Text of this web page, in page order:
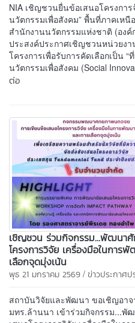
NIA เชิญชวนยื่นข้อเสนอโครงกา
นวัตกรรมเพื่อสังคม” พื้นที่ภาคเห
สำนักงานนวัตกรรมแห่งชาติ (อง
ประสงค์ประกาศเชิญชวนหน่วยง
โครงการเพื่อรับการคัดเลือกเป็น
นวัตกรรมเพื่อสังคม (Social
ต่อ
เชิญชวน ร่วมกิจกรรม...พัฒนา
โครงการวิจัย เครื่องมือในการพั
เลือกจุดมุ่งเน้น
พุธ 21 มกราคม 2569 / ข่าวประกาศ
สถาบันวิจัยและพัฒนา ขอเชิญอาจ
มทร.ล้านนา เข้าร่วมกิจกรรม...พั